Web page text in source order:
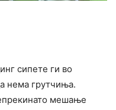
сипете ги во
нема грутчиња.
мешање